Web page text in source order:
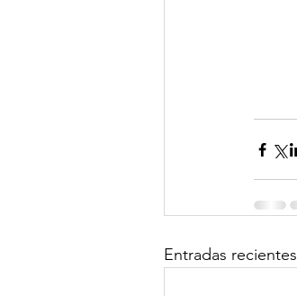
Entradas recientes